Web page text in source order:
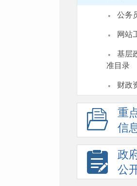
· 公务
· 网站
·
基层
准目录
· 财政
重
信
政
公